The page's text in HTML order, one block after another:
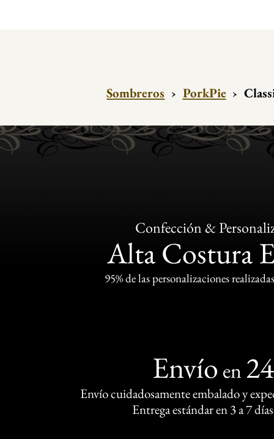
Sombreros › PorkPie ›
Confección &
Alta Costura
95% de las personalizaciones
Envío en
Envío cuidadosamente embalado y
Entrega estándar en 3 a 7